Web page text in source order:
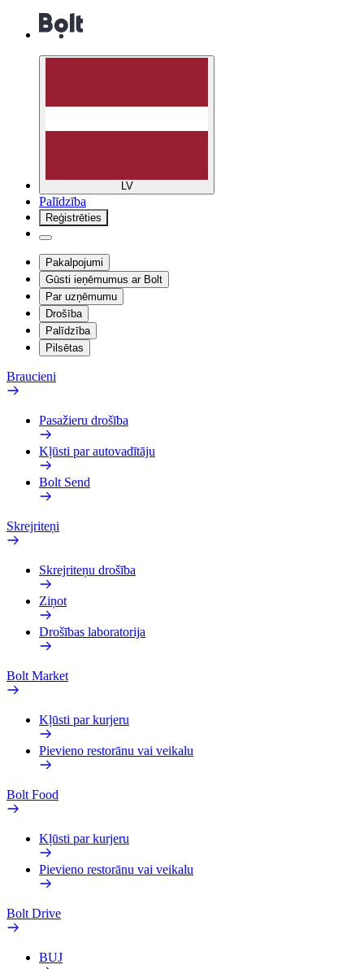
LV
Palīdzība
Reģistrēties
Pakalpojumi
Gūsti ieņēmumus ar Bolt
Par uzņēmumu
Drošība
Palīdzība
Pilsētas
Braucieni
Pasažieru drošība
Kļūsti par autovadītāju
Bolt Send
Skrejriteņi
Skrejriteņu drošība
Ziņot
Drošības laboratorija
Bolt Market
Kļūsti par kurjeru
Pievieno restorānu vai veikalu
Bolt Food
Kļūsti par kurjeru
Pievieno restorānu vai veikalu
Bolt Drive
BUJ